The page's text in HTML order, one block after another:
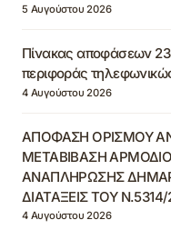
5 Αυγούστου 2026
Πίνακας αποφάσεων
περιφοράς
4 Αυγούστου 2026
ΑΠΟΦΑΣΗ ΟΡΙΣΜΟΥ
ΜΕΤΑΒΙΒΑΣΗ
ΑΝΑΠΛΗΡΩΣΗΣ
ΔΙΑΤΑΞΕΙΣ ΤΟΥ
4 Αυγούστου 2026